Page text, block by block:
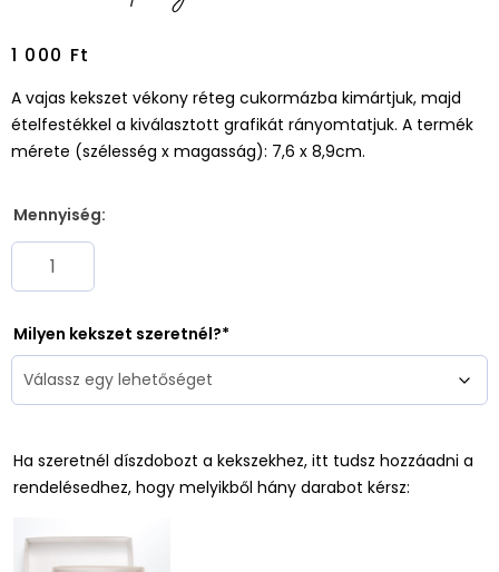
1 000 Ft
A vajas kekszet vékony réteg cukormázba kimártjuk, majd
ételfestékkel a kiválasztott grafikát rányomtatjuk. A termék
mérete (szélesség x magasság): 7,6 x 8,9cm.
Mennyiség:
Milyen kekszet szeretnél?
Ha szeretnél díszdobozt a kekszekhez, itt tudsz hozzáadni a
rendelésedhez, hogy melyikből hány darabot kérsz: